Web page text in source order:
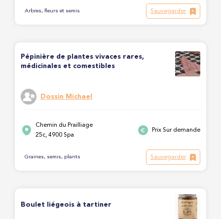
Arbres, fleurs et semis Sauvegarder
Pépinière de plantes vivaces rares,
médicinales et comestibles
Dossin Michael
Chemin du Prailliage
25c, 4900 Spa
Prix Sur demande
Graines, semis, plants Sauvegarder
Boulet liégeois à tartiner